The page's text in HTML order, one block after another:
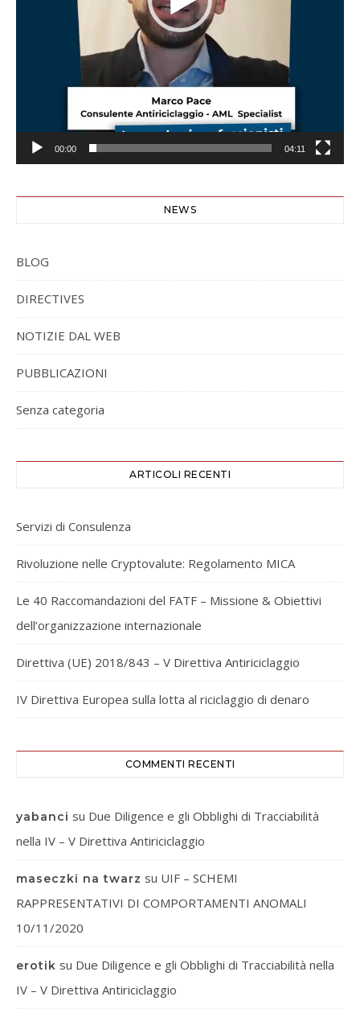
00:00 04:11
NEWS
BLOG
DIRECTIVES
NOTIZIE DAL WEB
PUBBLICAZIONI
Senza categoria
ARTICOLI RECENTI
Servizi di Consulenza
Rivoluzione nelle Cryptovalute: Regolamento MICA
Le 40 Raccomandazioni del FATF – Missione & Obiettivi
dell’organizzazione internazionale
Direttiva (UE) 2018/843 – V Direttiva Antiriciclaggio
IV Direttiva Europea sulla lotta al riciclaggio di denaro
COMMENTI RECENTI
yabanci su Due Diligence e gli Obblighi di Tracciabilità
nella IV – V Direttiva Antiriciclaggio
maseczki na twarz su UIF – SCHEMI
RAPPRESENTATIVI DI COMPORTAMENTI ANOMALI
10/11/2020
erotik su Due Diligence e gli Obblighi di Tracciabilità nella
IV – V Direttiva Antiriciclaggio